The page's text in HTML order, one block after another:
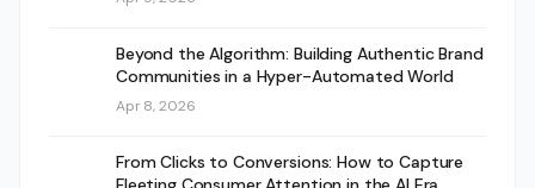
Beyond the Algorithm: Building Authentic Brand
Communities in a Hyper-Automated World
Apr 8, 2026
From Clicks to Conversions: How to Capture